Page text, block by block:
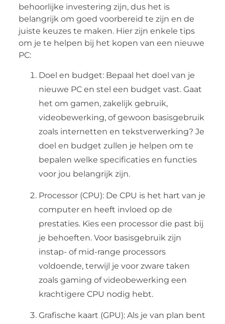
behoorlijke investering zijn, dus het is
belangrijk om goed voorbereid te zijn en de
juiste keuzes te maken. Hier zijn enkele tips
om je te helpen bij het kopen van een nieuwe
PC:
Doel en budget: Bepaal het doel van je
nieuwe PC en stel een budget vast. Gaat
het om gamen, zakelijk gebruik,
videobewerking, of gewoon basisgebruik
zoals internetten en tekstverwerking? Je
doel en budget zullen je helpen om te
bepalen welke specificaties en functies
voor jou belangrijk zijn.
Processor (CPU): De CPU is het hart van je
computer en heeft invloed op de
prestaties. Kies een processor die past bij
je behoeften. Voor basisgebruik zijn
instap- of mid-range processors
voldoende, terwijl je voor zware taken
zoals gaming of videobewerking een
krachtigere CPU nodig hebt.
Grafische kaart (GPU): Als je van plan bent